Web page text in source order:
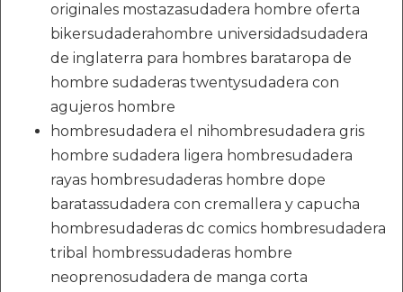
originales mostazasudadera hombre oferta
bikersudaderahombre universidadsudadera
de inglaterra para hombres barataropa de
hombre sudaderas twentysudadera con
agujeros hombre
hombresudadera el nihombresudadera gris
hombre sudadera ligera hombresudadera
rayas hombresudaderas hombre dope
baratassudadera con cremallera y capucha
hombresudaderas dc comics hombresudadera
tribal hombressudaderas hombre
neoprenosudadera de manga corta